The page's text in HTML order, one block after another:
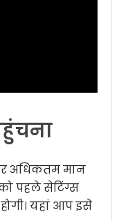
अधिकतम मान
पहले सेटिंग्स
यहां आप इसे